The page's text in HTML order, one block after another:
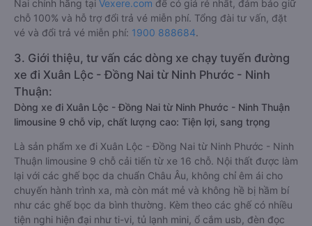
Nai chính hãng tại Vexere.com để có giá rẻ nhất, đảm bảo giữ
chỗ 100% và hỗ trợ đổi trả vé miễn phí. Tổng đài tư vấn, đặt
vé và đổi trả vé miễn phí: 1900 888684.
3. Giới thiệu, tư vấn các dòng xe chạy tuyến đường
xe đi Xuân Lộc - Đồng Nai từ Ninh Phước - Ninh
Thuận:
Dòng xe đi Xuân Lộc - Đồng Nai từ Ninh Phước - Ninh Thuận
limousine 9 chỗ vip, chất lượng cao: Tiện lợi, sang trọng
Là sản phẩm xe đi Xuân Lộc - Đồng Nai từ Ninh Phước - Ninh
Thuận limousine 9 chỗ cải tiến từ xe 16 chỗ. Nội thất được làm
lại với các ghế bọc da chuẩn Châu Âu, không chỉ êm ái cho
chuyến hành trình xa, mà còn mát mẻ và không hề bị hầm bí
như các ghế bọc da bình thường. Kèm theo các ghế có nhiều
tiện nghi hiện đại như ti-vi, tủ lạnh mini, ổ cắm usb, đèn đọc